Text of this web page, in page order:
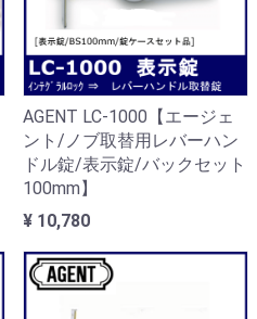
AGENT LC-1000【エージェ
ント/ノブ取替用レバーハン
ドル錠/表示錠/バックセット
100mm】
¥ 10,780